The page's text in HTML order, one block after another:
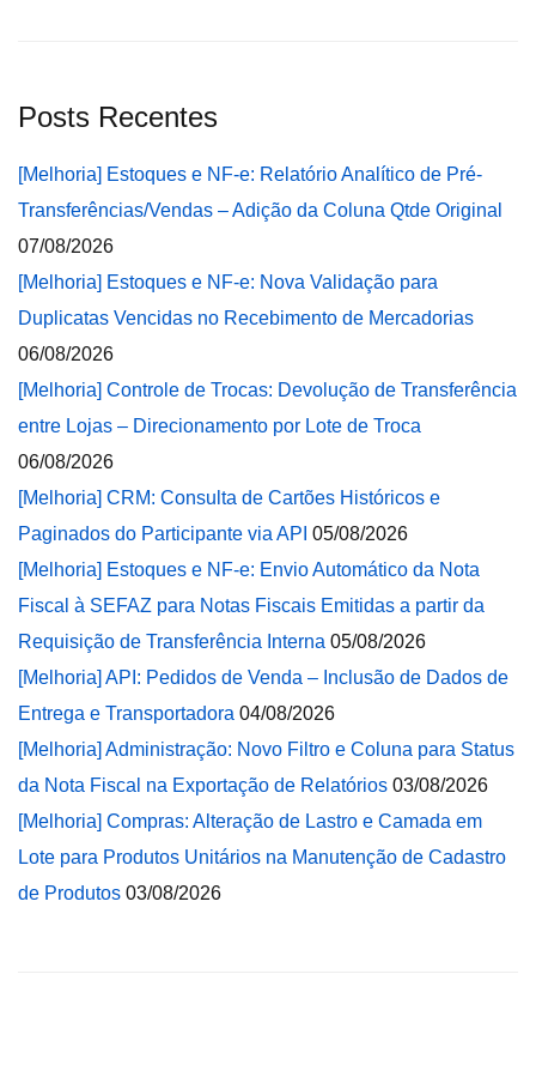
Posts Recentes
[Melhoria] Estoques e NF-e: Relatório Analítico de Pré-
Transferências/Vendas – Adição da Coluna Qtde Original
07/08/2026
[Melhoria] Estoques e NF-e: Nova Validação para
Duplicatas Vencidas no Recebimento de Mercadorias
06/08/2026
[Melhoria] Controle de Trocas: Devolução de Transferência
entre Lojas – Direcionamento por Lote de Troca
06/08/2026
[Melhoria] CRM: Consulta de Cartões Históricos e
Paginados do Participante via API 05/08/2026
[Melhoria] Estoques e NF-e: Envio Automático da Nota
Fiscal à SEFAZ para Notas Fiscais Emitidas a partir da
Requisição de Transferência Interna 05/08/2026
[Melhoria] API: Pedidos de Venda – Inclusão de Dados de
Entrega e Transportadora 04/08/2026
[Melhoria] Administração: Novo Filtro e Coluna para Status
da Nota Fiscal na Exportação de Relatórios 03/08/2026
[Melhoria] Compras: Alteração de Lastro e Camada em
Lote para Produtos Unitários na Manutenção de Cadastro
de Produtos 03/08/2026